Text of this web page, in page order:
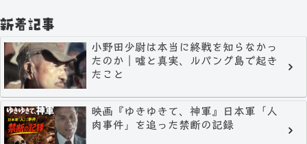
新着記事
小野田少尉は本当に終戦を知らなかっ
たのか｜嘘と真実、ルバング島で起き
たこと
映画『ゆきゆきて、神軍』日本軍「人
肉事件」を追った禁断の記録